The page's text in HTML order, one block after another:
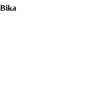
Bika